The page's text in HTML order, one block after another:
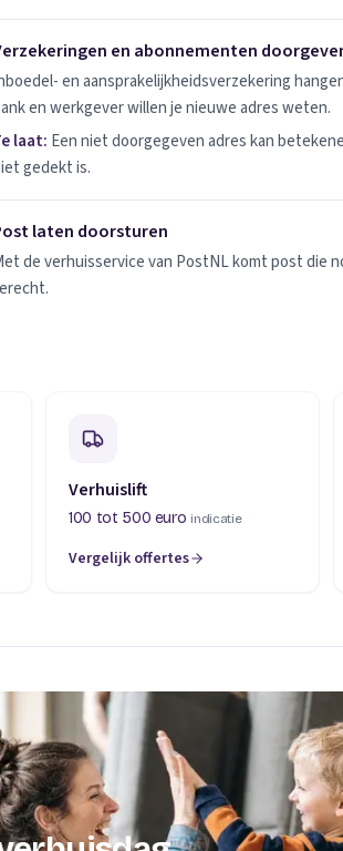
en abonnementen doorgeven
en abonnementen
en aansprakelijkheidsverzekering
en werkgever willen je nieuwe adres weten.
laat: Een niet doorgegeven adres kan
gedekt is.
doorsturen afvinken
laten doorsturen
de verhuisservice van PostNL komt post die
Verhuislift
100 tot 500 euro indicatie
Vergelijk offertes
(opent in een nieuw tabblad)